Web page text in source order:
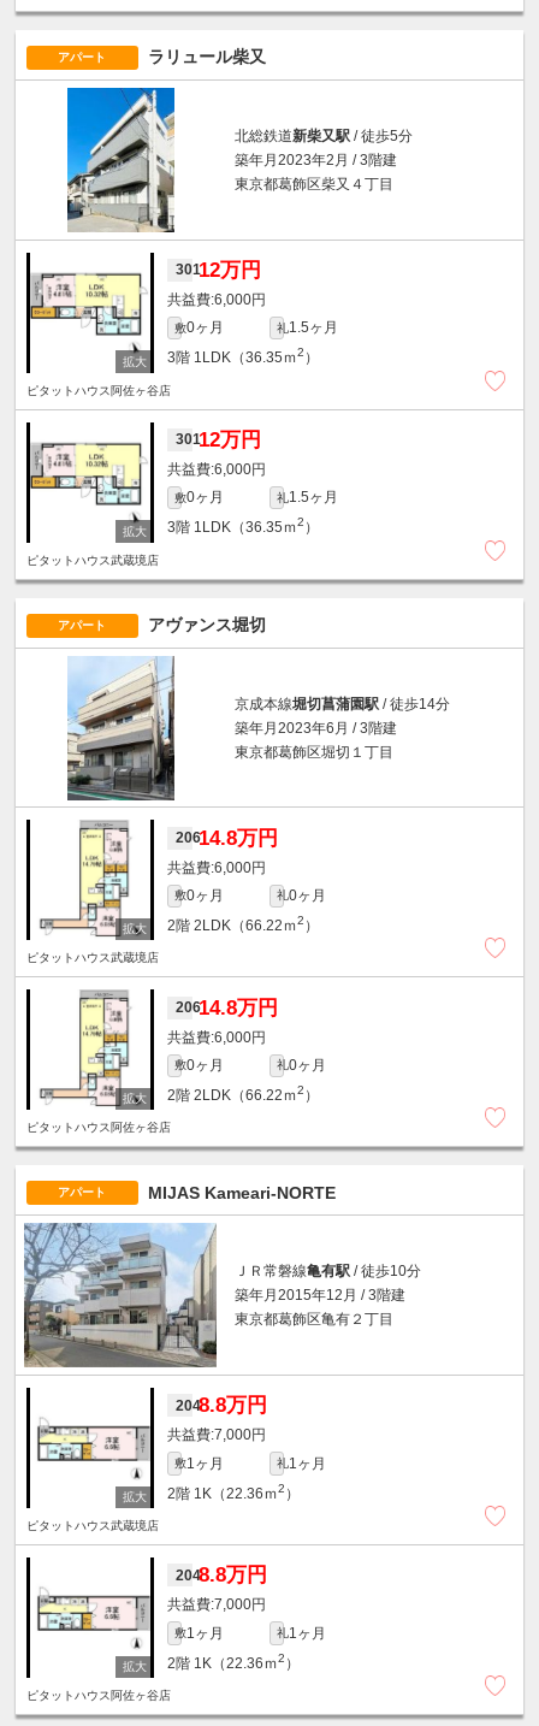
アパート ラリュール柴又
北総鉄道新柴又駅 / 徒歩5分
築年月2023年2月 / 3階建
東京都葛飾区柴又４丁目
30112万円
6,000円
敷0ヶ月 礼1.5ヶ月
3階 1LDK（36.35ｍ2 ）
ピタットハウス阿佐ヶ谷店
30112万円
6,000円
敷0ヶ月 礼1.5ヶ月
3階 1LDK（36.35ｍ2 ）
ピタットハウス武蔵境店
アパート アヴァンス堀切
京成本線堀切菖蒲園駅 / 徒歩14分
築年月2023年6月 / 3階建
東京都葛飾区堀切１丁目
20614.8万円
6,000円
敷0ヶ月 礼0ヶ月
2階 2LDK（66.22ｍ2 ）
ピタットハウス武蔵境店
20614.8万円
6,000円
敷0ヶ月 礼0ヶ月
2階 2LDK（66.22ｍ2 ）
ピタットハウス阿佐ヶ谷店
アパート MIJAS Kameari-NORTE
ＪＲ常磐線亀有駅 / 徒歩10分
築年月2015年12月 / 3階建
東京都葛飾区亀有２丁目
2048.8万円
7,000円
敷1ヶ月 礼1ヶ月
2階 1K（22.36ｍ2 ）
ピタットハウス武蔵境店
2048.8万円
7,000円
敷1ヶ月 礼1ヶ月
2階 1K（22.36ｍ2 ）
ピタットハウス阿佐ヶ谷店